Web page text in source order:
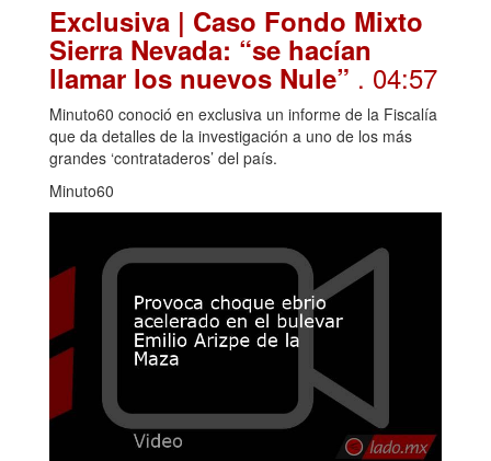
Exclusiva | Caso Fondo Mixto
Sierra Nevada: “se hacían
llamar los nuevos Nule” . 04:57
Minuto60 conoció en exclusiva un informe de la Fiscalía
que da detalles de la investigación a uno de los más
grandes ‘contrataderos’ del país.
Minuto60